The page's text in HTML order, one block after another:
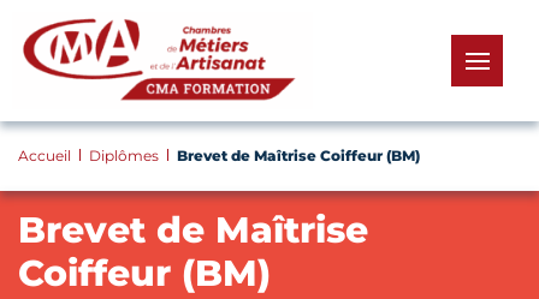
menu
Accueil Diplômes Brevet de Maîtrise Coiffeur (BM)
Brevet de Maîtrise
Coiffeur (BM)